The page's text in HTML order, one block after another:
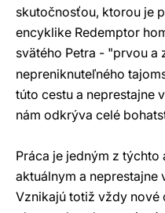
skutočnosťou, ktorou je
encyklike Redemptor
svätého Petra - "prvou a
nepreniknuteľného
túto cestu a neprestajne
nám odkrýva celé
Práca je jedným z
aktuálnym a neprestajne
Vznikajú totiž vždy nové